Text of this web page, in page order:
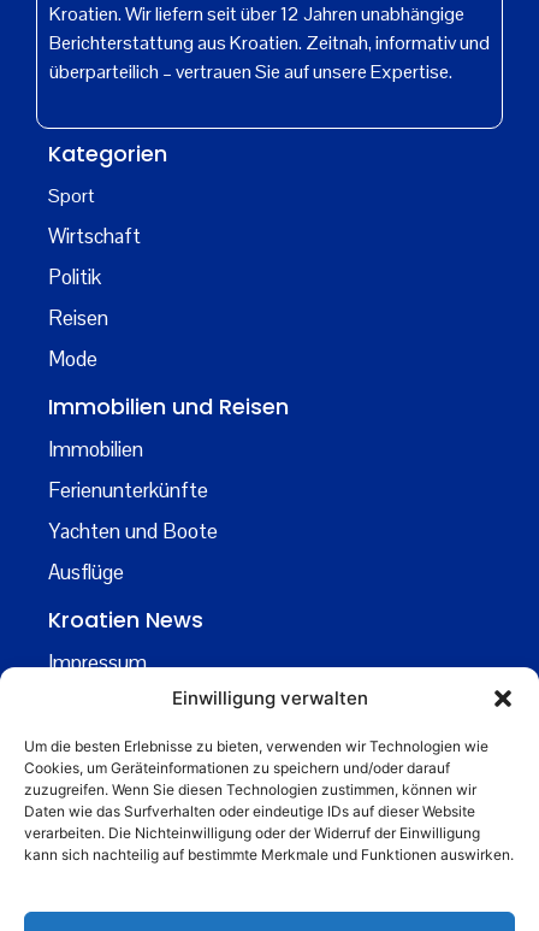
Einwilligung verwalten
Um die besten Erlebnisse zu bieten, verwenden wir Technologien wie
Cookies, um Geräteinformationen zu speichern und/oder darauf
zuzugreifen. Wenn Sie diesen Technologien zustimmen, können wir
Daten wie das Surfverhalten oder eindeutige IDs auf dieser Website
verarbeiten. Die Nichteinwilligung oder der Widerruf der Einwilligung
kann sich nachteilig auf bestimmte Merkmale und Funktionen auswirken.
Kroatien. Wir liefern seit über 12 Jahren unabhängige
Berichterstattung aus Kroatien. Zeitnah, informativ und
überparteilich – vertrauen Sie auf unsere Expertise.
Kategorien
Sport
Wirtschaft
Politik
Reisen
Mode
Immobilien und Reisen
Immobilien
Ferienunterkünfte
Yachten und Boote
Ausflüge
Kroatien News
Impressum
Kontakt
Über uns
Business